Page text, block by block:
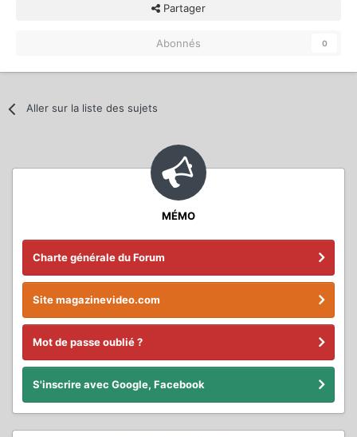
Partager
Abonnés 0
Aller sur la liste des sujets
MÉMO
Charte générale du Forum
Site magazinevideo.com
Mot de passe oublié ?
S'inscrire avec Google, Facebook